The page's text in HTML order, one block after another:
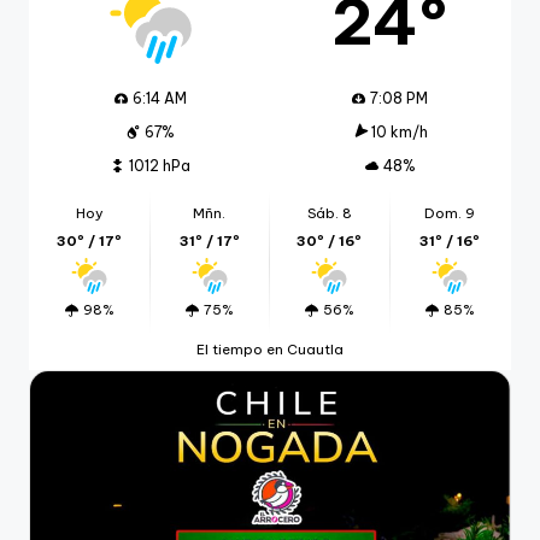
24º
6:14 AM
7:08 PM
67%
10 km/h
1012 hPa
48%
Hoy
30º / 17º
98%
Mñn.
31º / 17º
75%
Sáb. 8
30º / 16º
56%
Dom. 9
31º / 16º
85%
El tiempo en Cuautla